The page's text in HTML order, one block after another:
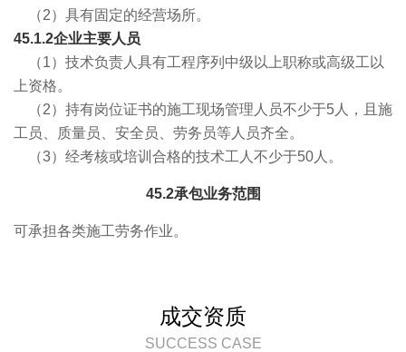
（2）具有固定的经营场所。
45.1.2企业主要人员
（1）技术负责人具有工程序列中级以上职称或高级工以
上资格。
（2）持有岗位证书的施工现场管理人员不少于5人，且施
工员、质量员、安全员、劳务员等人员齐全。
（3）经考核或培训合格的技术工人不少于50人。
45.2承包业务范围
可承担各类施工劳务作业。
成交资质
SUCCESS CASE